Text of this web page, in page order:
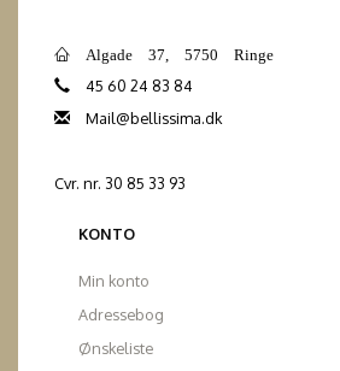
Algade 37, 5750 Ringe
45 60 24 83 84
Mail@bellissima.dk
Cvr. nr. 30 85 33 93
KONTO
Min konto
Adressebog
Ønskeliste